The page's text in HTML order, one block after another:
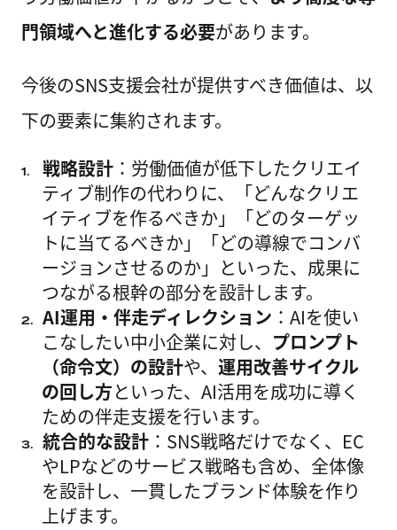
門領域へと進化する必要があります。
今後のSNS支援会社が提供すべき価値は、以
下の要素に集約されます。
1. 戦略設計：労働価値が低下したクリエイ
ティブ制作の代わりに、「どんなクリエ
イティブを作るべきか」「どのターゲッ
トに当てるべきか」「どの導線でコンバ
ージョンさせるのか」といった、成果に
つながる根幹の部分を設計します。
2. AI運用・伴走ディレクション ：AIを使い
こなしたい中小企業に対し、 プロンプト
（命令文）の設計や、 運用改善サイクル
の回し方といった、AI活用を成功に導く
ための伴走支援を行います。
3. 統合的な設計：SNS戦略だけでなく、EC
やLPなどのサービス戦略も含め、全体像
を設計し、一貫したブランド体験を作り
上げます。